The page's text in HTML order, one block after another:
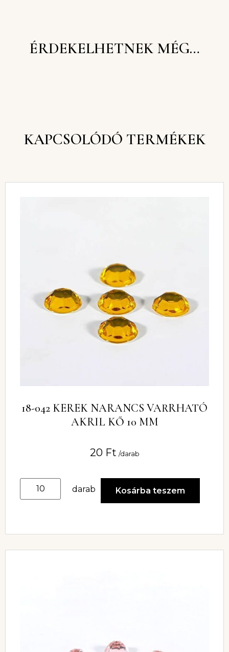
ÉRDEKELHETNEK MÉG…
KAPCSOLÓDÓ TERMÉKEK
18-042 KEREK NARANCS VARRHATÓ
AKRIL KŐ 10 MM
20 Ft /darab
darab Kosárba teszem